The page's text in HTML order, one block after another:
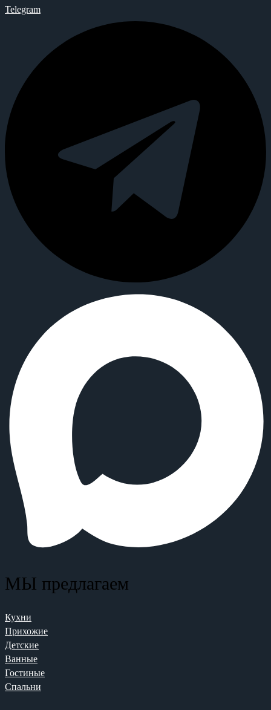
Telegram
МЫ предлагаем
Кухни
Прихожие
Детские
Ванные
Гостиные
Спальни